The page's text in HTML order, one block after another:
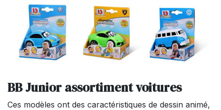
BB Junior assortiment voitures
Ces modèles ont des caractéristiques de dessin animé,